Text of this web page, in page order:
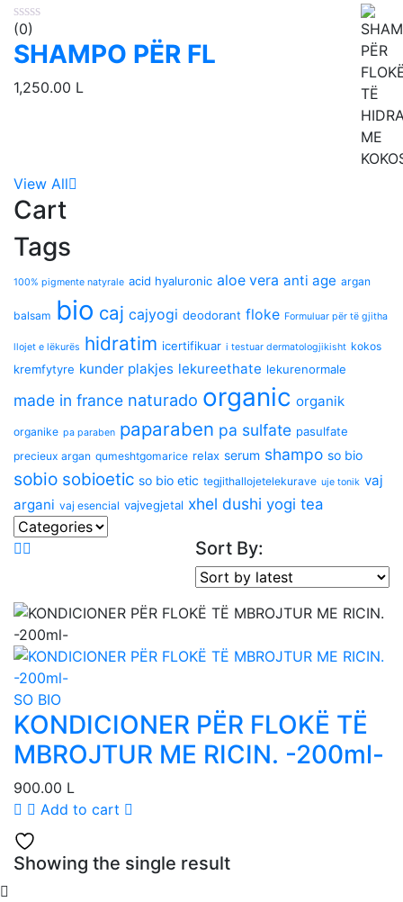
(0)
SHAMPO PËR FL
1,250.00 L
View All
Cart
Tags
100% pigmente natyrale acid hyaluronic aloe vera anti age argan
balsam bio caj cajyogi deodorant floke Formuluar për të gjitha
llojet e lëkurës hidratim icertifikuar i testuar dermatologjikisht kokos
kremfytyre kunder plakjes lekureethate lekurenormale
made in france naturado organic organik
organike pa paraben paparaben pa sulfate pasulfate
precieux argan qumeshtgomarice relax serum shampo so bio
sobio sobioetic so bio etic tegjithallojetelekurave uje tonik vaj
argani vaj esencial vajvegjetal xhel dushi yogi tea
Sort By:
SO BIO
KONDICIONER PËR FLOKË TË
MBROJTUR ME RICIN. -200ml-
900.00 L
Add to cart
Showing the single result